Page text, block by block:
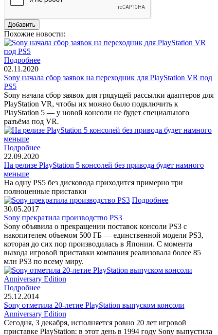
Похожие новости:
Подробнее
02.11.2020
Sony начала сбор заявок на переходник для PlayStation VR под
PS5
Sony начала сбор заявок для грядущей рассылки адаптеров для
PlayStation VR, чтобы их можно было подключить к
PlayStation 5 — у новой консоли не будет специального
разъёма под VR.
Подробнее
22.09.2020
На релизе PlayStation 5 консолей без привода будет намного
меньше
На одну PS5 без дисковода приходится примерно три
полноценные приставки
Подробнее
30.05.2017
Sony прекратила производство PS3
Sony объявила о прекращении поставок консоли PS3 с
накопителем объемом 500 ГБ — единственной модели PS3,
которая до сих пор производилась в Японии. С момента
выхода игровой приставки компания реализовала более 85
млн PS3 по всему миру.
Подробнее
25.12.2014
Sony отметила 20-летие PlayStation выпуском консоли
Anniversary Edition
Сегодня, 3 декабря, исполняется ровно 20 лет игровой
приставке PlayStation: в этот день в 1994 году Sony выпустила